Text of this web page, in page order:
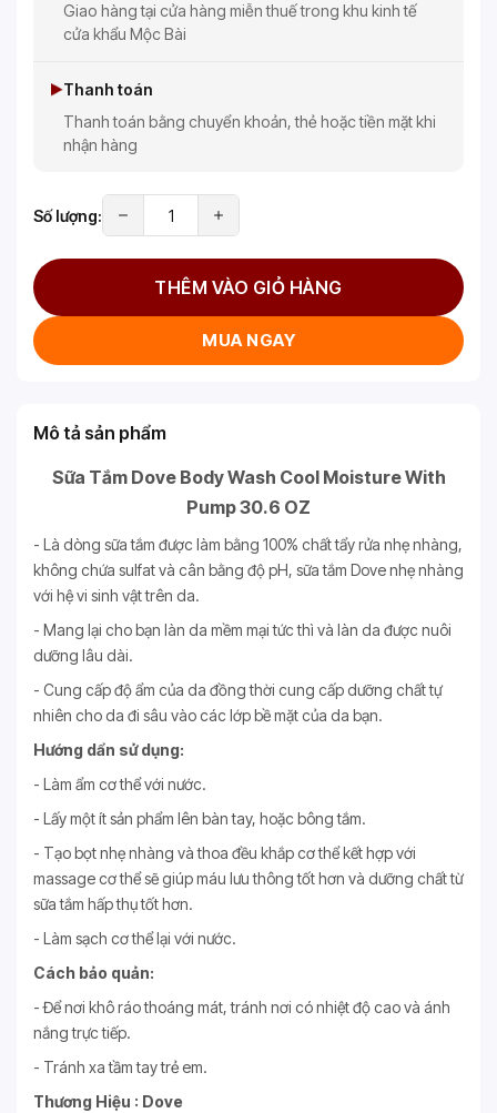
Giao hàng tại cửa hàng miễn thuế trong khu kinh tế
cửa khẩu Mộc Bài
Thanh toán
Thanh toán bằng chuyển khoản, thẻ hoặc tiền mặt khi
nhận hàng
Số lượng:
THÊM VÀO GIỎ HÀNG
MUA NGAY
Mô tả sản phẩm
Sữa Tắm Dove Body Wash Cool Moisture With
Pump 30.6 OZ
- Là dòng sữa tắm được làm bằng 100% chất tẩy rửa nhẹ nhàng,
không chứa sulfat và cân bằng độ pH, sữa tắm Dove nhẹ nhàng
với hệ vi sinh vật trên da.
- Mang lại cho bạn làn da mềm mại tức thì và làn da được nuôi
dưỡng lâu dài.
- Cung cấp độ ẩm của da đồng thời cung cấp dưỡng chất tự
nhiên cho da đi sâu vào các lớp bề mặt của da bạn.
Hướng dẩn sử dụng:
- Làm ẩm cơ thể với nước.
- Lấy một ít sản phẩm lên bàn tay, hoặc bông tắm.
- Tạo bọt nhẹ nhàng và thoa đều khắp cơ thể kết hợp với
massage cơ thể sẽ giúp máu lưu thông tốt hơn và dưỡng chất từ
sữa tắm hấp thụ tốt hơn.
- Làm sạch cơ thể lại với nước.
Cách bảo quản:
- Để nơi khô ráo thoáng mát, tránh nơi có nhiệt độ cao và ánh
nắng trực tiếp.
- Tránh xa tầm tay trẻ em.
Thương Hiệu : Dove